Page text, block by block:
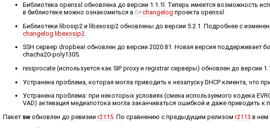
Библиотека openssl обновлена до версии 1.1.1l. Теперь имеется возможность
в библиотеке можно ознакомиться в
changelog проекта openssl.
Библиотеки libosip2 и libexosip2 обновлены до версии 5.2.1. Подробнее с
changelog libexosip2
SSH сервер dropbear обновлен до версии 2020.81. Новая версия поддерживает
chacha20-poly1305.
resiprocate (используется как SIP proxy и registrar серверы) обновлен до
Устранена проблема, которая могла приводить к незапуску DHCP клиента, что
Устранена проблема: при некоторых условиях (смена используемого кодека
VAD) активация медиапотока могла заканчиваться ошибкой и даже приводить к
Пакет sw обновлен до ревизииr2115 . По сравнению с предыдущим релизомr2113 в нем